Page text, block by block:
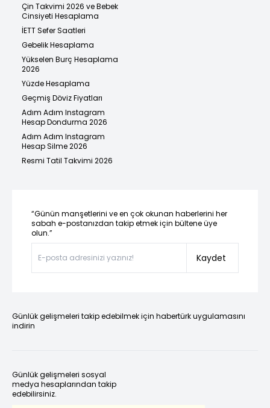
Çin Takvimi 2026 ve Bebek
Cinsiyeti Hesaplama
İETT Sefer Saatleri
Gebelik Hesaplama
Yükselen Burç Hesaplama
2026
Yüzde Hesaplama
Geçmiş Döviz Fiyatları
Adım Adım Instagram
Hesap Dondurma 2026
Adım Adım Instagram
Hesap Silme 2026
Resmi Tatil Takvimi 2026
“Günün manşetlerini ve en çok okunan haberlerini her
sabah e-postanızdan takip etmek için bültene üye
olun.”
Kaydet
Günlük gelişmeleri takip edebilmek için habertürk uygulamasını
indirin
Günlük gelişmeleri sosyal
medya hesaplarından takip
edebilirsiniz.